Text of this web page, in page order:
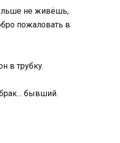
не живёшь,
пожаловать в
в трубку.
бывший.